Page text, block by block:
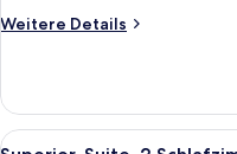
King)
Weitere Details
Weitere
Suite,
Alle